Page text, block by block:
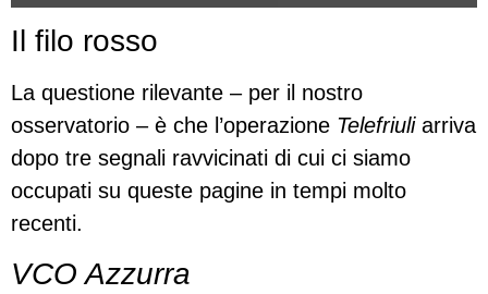
Il filo rosso
La questione rilevante – per il nostro
osservatorio – è che l’operazione Telefriuliarriva
dopo tre segnali ravvicinati di cui ci siamo
occupati su queste pagine in tempi molto
recenti.
VCO Azzurra